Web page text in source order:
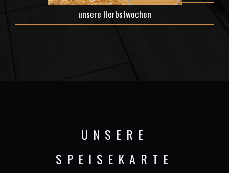
unsere Herbstwochen
UNSERE
SPEISEKARTE